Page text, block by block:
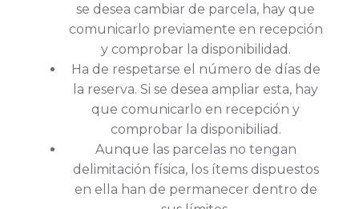
se desea cambiar de parcela, hay que
comunicarlo previamente en recepción
y comprobar la disponibilidad.
Ha de respetarse el número de días de
la reserva. Si se desea ampliar esta, hay
que comunicarlo en recepción y
comprobar la disponibiliad.
Aunque las parcelas no tengan
delimitación física, los ítems dispuestos
en ella han de permanecer dentro de